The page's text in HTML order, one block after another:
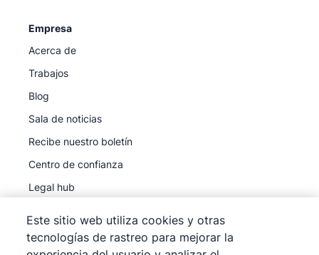
Empresa
Acerca de
Trabajos
Blog
Sala de noticias
Recibe nuestro boletín
Centro de confianza
Legal hub
Este sitio web utiliza cookies y otras
tecnologías de rastreo para mejorar la